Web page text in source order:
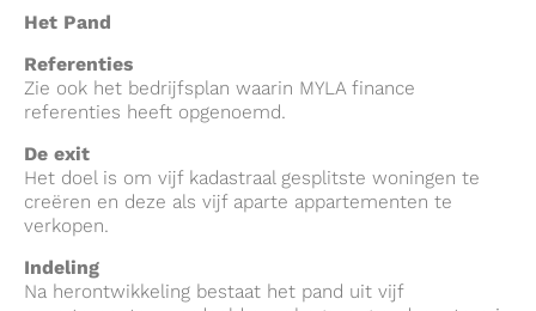
Het Pand
Referenties
Zie ook het bedrijfsplan waarin MYLA finance
referenties heeft opgenoemd.
De exit
Het doel is om vijf kadastraal gesplitste woningen te
creëren en deze als vijf aparte appartementen te
verkopen.
Indeling
Na herontwikkeling bestaat het pand uit vijf